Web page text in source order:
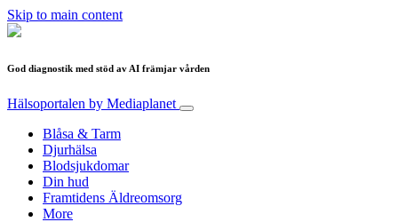
Skip to main content
God diagnostik med stöd av AI främjar vården
Hälsoportalen by Mediaplanet
Blåsa & Tarm
Djurhälsa
Blodsjukdomar
Din hud
Framtidens Äldreomsorg
More